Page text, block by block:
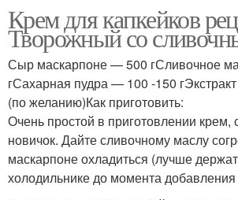
Крем для капкейков
Творожный со
Сыр маскарпоне — 500 гСливочное
гСахарная пудра — 100 -150
(по желанию)Как приготовить:
Очень простой в приготовлении крем,
новичок. Дайте сливочному маслу
маскарпоне охладиться (лучше
холодильнике до момента